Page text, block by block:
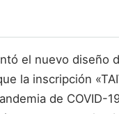
el nuevo diseño
la inscripción
de